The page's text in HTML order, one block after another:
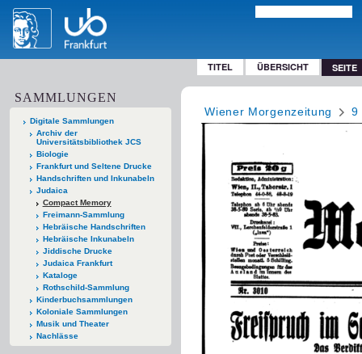
TITEL ÜBERSICHT SEITE
SAMMLUNGEN
Digitale Sammlungen
Archiv der
Universitätsbibliothek JCS
Biologie
Frankfurt und Seltene Drucke
Handschriften und Inkunabeln
Judaica
Compact Memory
Freimann-Sammlung
Hebräische Handschriften
Hebräische Inkunabeln
Jiddische Drucke
Judaica Frankfurt
Kataloge
Rothschild-Sammlung
Kinderbuchsammlungen
Koloniale Sammlungen
Musik und Theater
Nachlässe
Wiener Morgenzeitung 9